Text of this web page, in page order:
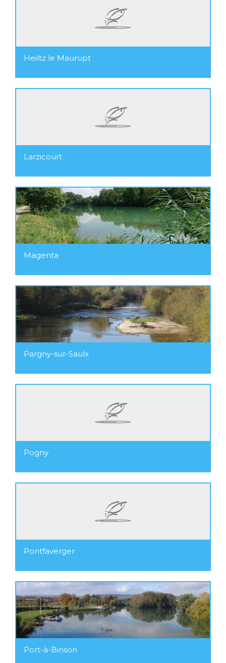
Heiltz le Maurupt
Larzicourt
Magenta
Pargny-sur-Saulx
Pogny
Pontfaverger
Port-à-Binson